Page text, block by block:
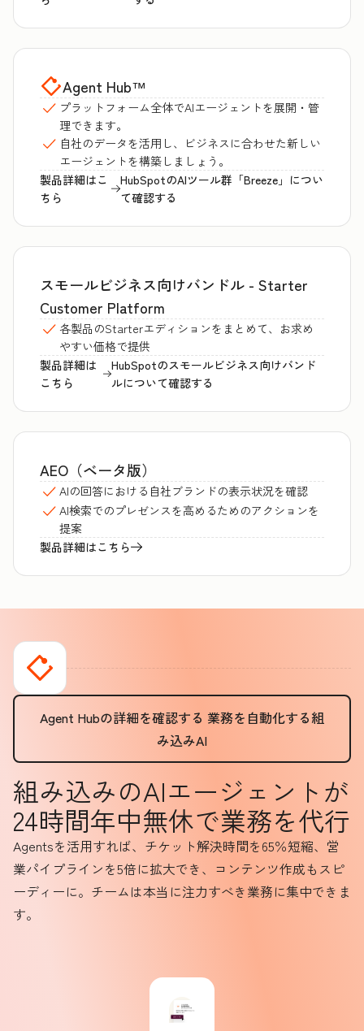
Agent Hub™
プラットフォーム全体でAIエージェントを展開・管
理できます。
自社のデータを活用し、ビジネスに合わせた新しい
エージェントを構築しましょう。
製品詳細はこ
ちら
HubSpotのAIツール群「Breeze」につい
て確認する
スモールビジネス向けバンドル - Starter
Customer Platform
各製品のStarterエディションをまとめて、お求め
やすい価格で提供
製品詳細は
こちら
HubSpotのスモールビジネス向けバンド
ルについて確認する
AEO（ベータ版）
AIの回答における自社ブランドの表示状況を確認
AI検索でのプレゼンスを高めるためのアクションを
提案
製品詳細はこちら
Agent Hubの詳細を確認する 業務を自動化する組
み込みAI
組み込みのAIエージェントが
24時間年中無休で業務を代行
Agentsを活用すれば、チケット解決時間を65％短縮、営
業パイプラインを5倍に拡大でき、コンテンツ作成もスピ
ーディーに。チームは本当に注力すべき業務に集中できま
す。